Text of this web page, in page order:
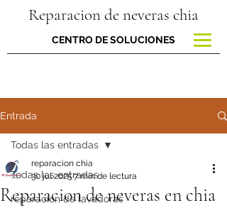
Reparacion de neveras chia
CENTRO DE SOLUCIONES
Entrada
Todas las entradas
reparacion de lavadoras
Todas las entradas
Reparacion de neveras en chia
reparacion chia
30 jul 20257 min de lectura